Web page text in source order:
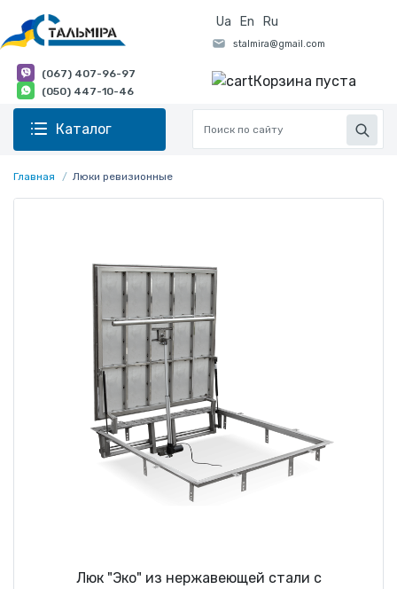
Ua En Ru
(067) 407-96-97
(050) 447-10-46
Корзина пуста
Каталог
Главная Люки ревизионные
Люк "Эко" из нержавеющей стали с